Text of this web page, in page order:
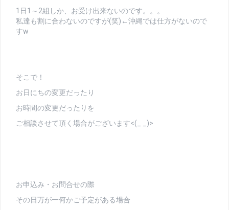
1日1～2組しか、お受け出来ないのです。。。
私達も割に合わないのですが(笑)←沖縄では仕方がないので
すw
そこで！
お日にちの変更だったり
お時間の変更だったりを
ご相談させて頂く場合がございます<(_ _)>
お申込み・お問合せの際
その日万が一何かご予定がある場合